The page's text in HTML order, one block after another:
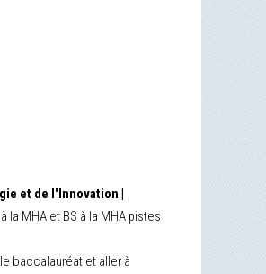
et de l'Innovation |
MHA et BS à la MHA pistes
baccalauréat et aller à